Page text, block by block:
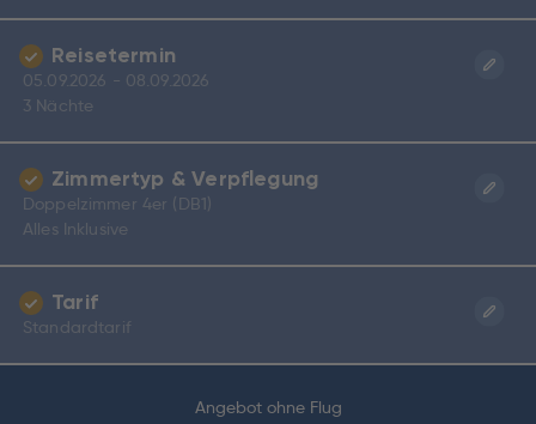
Angebot ohne Flug
Reisetermin
05.09.2026 - 08.09.2026
3 Nächte
Zimmertyp & Verpflegung
Doppelzimmer 4er (DB1)
Alles Inklusive
Tarif
Standardtarif